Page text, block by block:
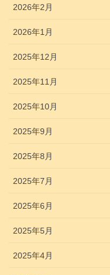
2026年2月
2026年1月
2025年12月
2025年11月
2025年10月
2025年9月
2025年8月
2025年7月
2025年6月
2025年5月
2025年4月